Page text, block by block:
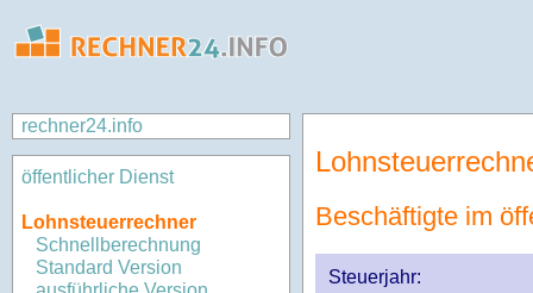
rechner24.info
öffentlicher Dienst
Lohnsteuerrechner
Schnellberechnung
Standard Version
Beschäftigte im
Steuerjahr: